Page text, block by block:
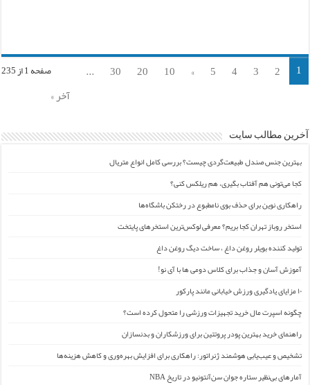
صفحه 1 از 235 1
2
3
4
5
»
10
20
30
...
آخر »
آخرین مطالب سایت
بهترین جنس صندل طبیعت‌گردی چیست؟ بررسی کامل انواع متریال
کجا می‌تونی هم آفتاب بگیری، هم ریلکس کنی؟
راهکاری نوین برای حذف بوی نامطبوع در رختکن باشگاه‌ها
استخر روباز تهران کجا بریم؟ معرفی لوکس‌ترین استخرهای پایتخت
تولید کننده بویلر روغن داغ ، ساخت دیگ روغن داغ
آموزش آسان و جذاب برای کلاس دومی ها با آی نو!
۱۰ مزایای یادگیری ورزش خیابانی مانند پارکور
چگونه اسپرت مال خرید تجهیزات ورزشی را متحول کرده است؟
راهنمای خرید بهترین پودر پروتئین برای ورزشکاران و بدنسازان
تشخیص و عیب‌یابی هوشمند ژنراتور: راهکاری برای افزایش بهره‌وری و کاهش هزینه‌ها
آمارهای بی‌نظیر ستاره جوان سن‌آنتونیو در تاریخ NBA